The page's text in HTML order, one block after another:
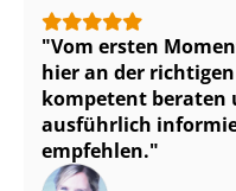
Vom ersten
hier an der
kompetent beraten
ausführlich
empfehlen.